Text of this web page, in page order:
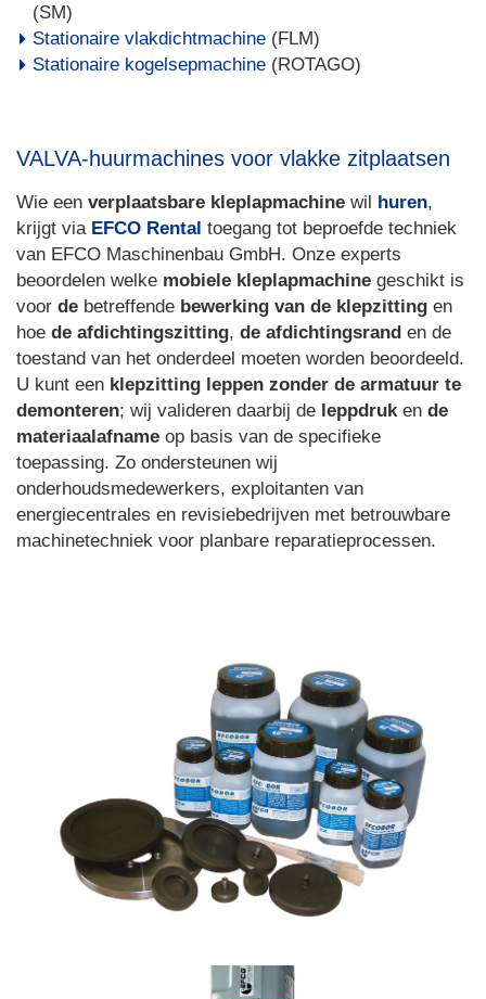
(SM)
Stationaire vlakdichtmachine (FLM)
Stationaire kogelsepmachine (ROTAGO)
VALVA-huurmachines voor vlakke zitplaatsen
Wie een verplaatsbare kleplapmachine wil huren,
krijgt via EFCO Rental toegang tot beproefde techniek
van EFCO Maschinenbau GmbH. Onze experts
beoordelen welke mobiele kleplapmachine geschikt is
voor de betreffende bewerking van de klepzitting en
hoe de afdichtingszitting, de afdichtingsrand en de
toestand van het onderdeel moeten worden beoordeeld.
U kunt een klepzitting leppen zonder de armatuur te
demonteren; wij valideren daarbij de leppdruken de
materiaalafname op basis van de specifieke
toepassing. Zo ondersteunen wij
onderhoudsmedewerkers, exploitanten van
energiecentrales en revisiebedrijven met betrouwbare
machinetechniek voor planbare reparatieprocessen.